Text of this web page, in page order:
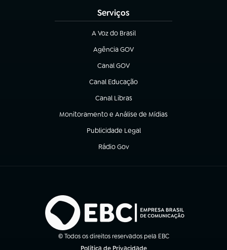
Serviços
A Voz do Brasil
(abre em nova aba)
Agência GOV
(abre em nova aba)
Canal GOV
(abre em nova aba)
Canal Educação
(abre em nova aba)
Canal Libras
(abre em nova aba)
Monitoramento e Análise de Mídias
(abre em nova aba)
Publicidade Legal
(abre em nova aba)
Rádio Gov
(abre em nova aba)
© Todos os direitos reservados pela EBC